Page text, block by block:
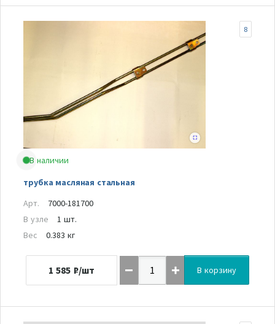
В наличии
трубка масляная стальная
8
Арт.
7000-181700
В узле
1 шт.
Вес
0.383 кг
1 585 ₽/шт В корзину